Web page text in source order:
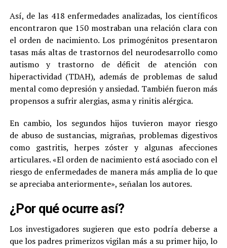
Así, de las 418 enfermedades analizadas, los científicos
encontraron que 150 mostraban una relación clara con
el orden de nacimiento. Los primogénitos presentaron
tasas más altas de trastornos del neurodesarrollo como
autismo y trastorno de déficit de atención con
hiperactividad (TDAH), además de problemas de salud
mental como depresión y ansiedad. También fueron más
propensos a sufrir alergias, asma y rinitis alérgica.
En cambio, los segundos hijos tuvieron mayor riesgo
de abuso de sustancias, migrañas, problemas digestivos
como gastritis, herpes zóster y algunas afecciones
articulares. «El orden de nacimiento está asociado con el
riesgo de enfermedades de manera más amplia de lo que
se apreciaba anteriormente», señalan los autores.
¿Por qué ocurre así?
Los investigadores sugieren que esto podría deberse a
que los padres primerizos vigilan más a su primer hijo, lo